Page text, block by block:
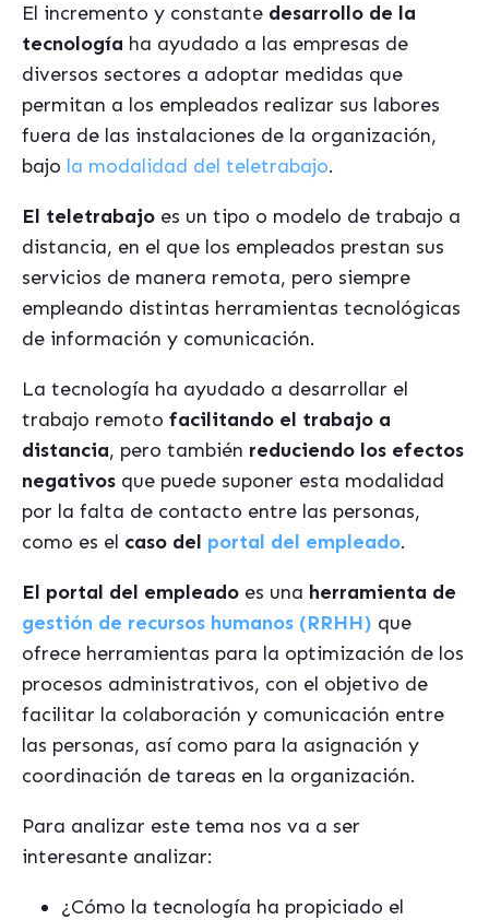
El incremento y constante desarrollo de la
tecnología ha ayudado a las empresas de
diversos sectores a adoptar medidas que
permitan a los empleados realizar sus labores
fuera de las instalaciones de la organización,
bajo la modalidad del teletrabajo.
El teletrabajo es un tipo o modelo de trabajo a
distancia, en el que los empleados prestan sus
servicios de manera remota, pero siempre
empleando distintas herramientas tecnológicas
de información y comunicación.
La tecnología ha ayudado a desarrollar el
trabajo remoto facilitando el trabajo a
distancia, pero también reduciendo los efectos
negativos que puede suponer esta modalidad
por la falta de contacto entre las personas,
como es el caso del portal del empleado.
El portal del empleado es una herramienta de
gestión de recursos humanos (RRHH) que
ofrece herramientas para la optimización de los
procesos administrativos, con el objetivo de
facilitar la colaboración y comunicación entre
las personas, así como para la asignación y
coordinación de tareas en la organización.
Para analizar este tema nos va a ser
interesante analizar:
¿Cómo la tecnología ha propiciado el